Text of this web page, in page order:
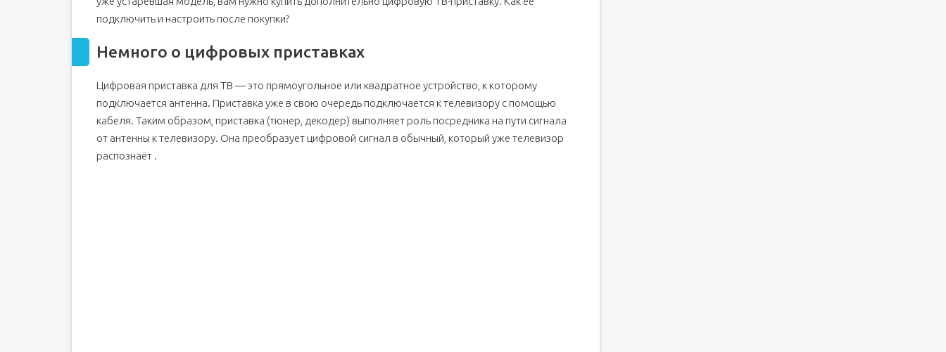
подключить и настроить после покупки?
Немного о цифровых приставках
Цифровая приставка для ТВ — это прямоугольное или квадратное устройство, к которому
подключается антенна. Приставка уже в свою очередь подключается к телевизору с помощью
кабеля. Таким образом, приставка (тюнер, декодер) выполняет роль посредника на пути сигнала
от антенны к телевизору. Она преобразует цифровой сигнал в обычный, который уже телевизор
распознаёт .